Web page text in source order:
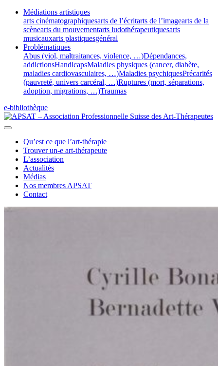
Médiations artistiques
arts cinématographiquesarts de l’écritarts de l’imagearts de la
scènearts du mouvementarts ludothérapeutiquesarts
musicauxarts plastiquesgénéral
Problématiques
Abus (viol, maltraitances, violence, …)Dépendances,
addictionsHandicapsMaladies physiques (cancer, diabète,
maladies cardiovasculaires, …)Maladies psychiquesPrécarités
(pauvreté, univers carcéral, …)Ruptures (mort, séparations,
adoption, migrations, …)Traumas
e-bibliothèque
Qu’est ce que l’art-thérapie
Trouver un-e art-thérapeute
L’association
Actualités
Médias
Nos membres APSAT
Contact